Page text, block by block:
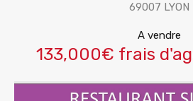
69007 LYON
A vendre
133,000€ frais